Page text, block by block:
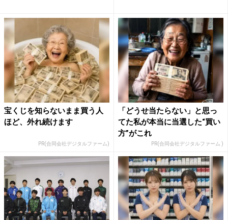
宝くじを知らないまま買う人
ほど、外れ続けます
PR(合同会社デジタルファーム)
「どうせ当たらない」と思っ
てた私が本当に当選した“買い
方”がこれ
PR(合同会社デジタルファーム )